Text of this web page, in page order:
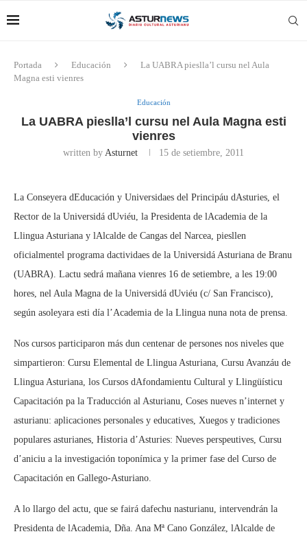
Portada Educación
La UABRA pieslla’l cursu nel Aula
Magna esti vienres
Educación
La UABRA pieslla’l cursu nel Aula Magna esti
vienres
written by Asturnet 15 de setiembre, 2011
La Conseyera dEducación y Universidaes del Principáu dAsturies, el
Rector de la Universidá dUviéu, la Presidenta de lAcademia de la
Llingua Asturiana y lAlcalde de Cangas del Narcea, piesllen
oficialmentel programa dactividaes de la Universidá Asturiana de Branu
(UABRA). Lactu sedrá mañana vienres 16 de setiembre, a les 19:00
hores, nel Aula Magna de la Universidá dUviéu (c/ San Francisco),
según asoleyara esti día l’Academia de la Llingua nuna nota de prensa.
Nos cursos participaron más dun centenar de persones nos niveles que
simpartieron: Cursu Elemental de Llingua Asturiana, Cursu Avanzáu de
Llingua Asturiana, los Cursos dAfondamientu Cultural y Llingüísticu
Capacitación pa la Traducción al Asturianu, Coses nueves n’internet y
asturianu: aplicaciones personales y educatives, Xuegos y tradiciones
populares asturianes, Historia d’Asturies: Nueves perspeutives, Cursu
d’aniciu a la investigación toponímica y la primer fase del Curso de
Capacitación en Gallego-Asturiano.
A lo llargo del actu, que se fairá dafechu nasturianu, intervendrán la
Presidenta de lAcademia, Dña. Ana Mª Cano González, lAlcalde de